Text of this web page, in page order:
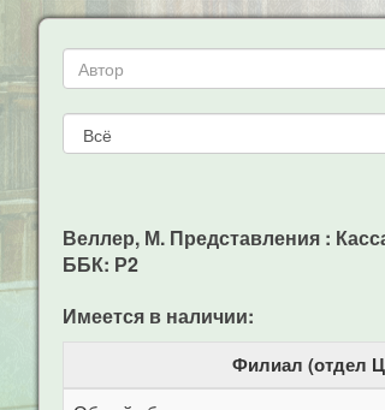
Веллер, М. Представления :
ББК: Р2
Имеется в наличии:
Филиал (отдел